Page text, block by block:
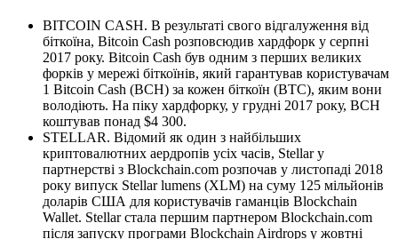
BITCOIN CASH. В результаті свого відгалуження від
біткоїна, Bitcoin Cash розповсюдив хардфорк у серпні
2017 року. Bitcoin Cash був одним з перших великих
форків у мережі біткоїнів, який гарантував користувачам
1 Bitcoin Cash (BCH) за кожен біткоїн (BTC), яким вони
володіють. На піку хардфорку, у грудні 2017 року, BCH
коштував понад $4 300.
STELLAR. Відомий як один з найбільших
криптовалютних аердропів усіх часів, Stellar у
партнерстві з Blockchain.com розпочав у листопаді 2018
року випуск Stellar lumens (XLM) на суму 125 мільйонів
доларів США для користувачів гаманців Blockchain
Wallet. Stellar стала першим партнером Blockchain.com
після запуску програми Blockchain Airdrops у жовтні